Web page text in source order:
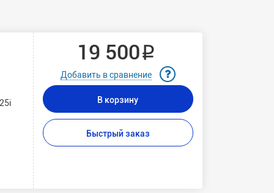
19 500 ₽
Добавить в сравнение
В корзину
Быстрый заказ